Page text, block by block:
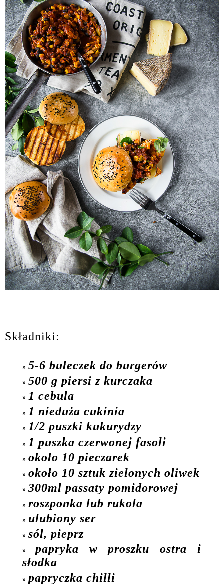
Składniki:
5-6 bułeczek do burgerów
500 g piersi z kurczaka
1 cebula
1 nieduża cukinia
1/2 puszki kukurydzy
1 puszka czerwonej fasoli
około 10 pieczarek
około 10 sztuk zielonych oliwek
300ml passaty pomidorowej
roszponka lub rukola
ulubiony ser
sól, pieprz
papryka w proszku ostra i
słodka
papryczka chilli